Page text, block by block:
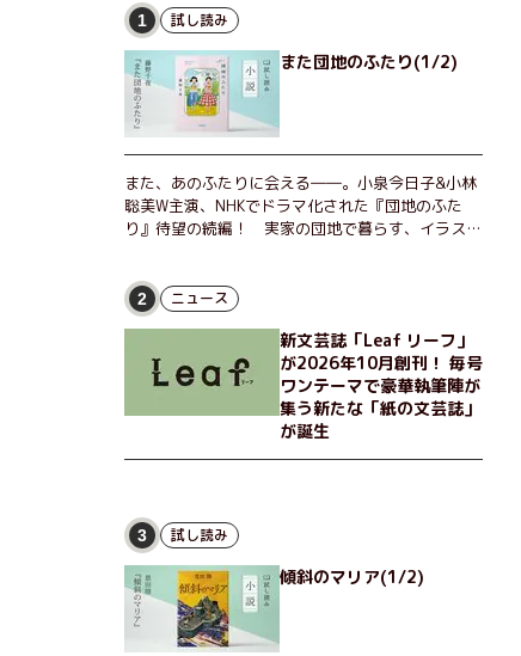
1 試し読み
また団地のふたり(1/2)
また、あのふたりに会える――。小泉今日子&小林
聡美W主演、NHKでドラマ化された『団地のふた
り』待望の続編！ 実家の団地で暮らす、イラスト
ょっとした贅沢を楽しんだり、近所のおばちゃんの
恋バナを聞いてあげたり、部屋でふたりだけの「台
湾映画祭」を催したり。50代独身、幼なじみの変
わらぬ友情とささやかな幸せの日々を描く。
2 ニュース
新文芸誌「Leaf リーフ」
が2026年10月創刊！ 毎号
ワンテーマで豪華執筆陣が
集う新たな「紙の文芸誌」
が誕生
3 試し読み
傾斜のマリア(1/2)